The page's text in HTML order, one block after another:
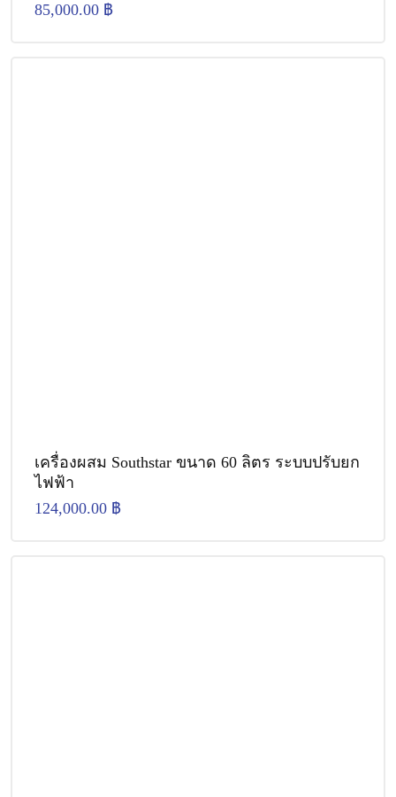
85,000.00 ฿
เครื่องผสม Southstar ขนาด 60 ลิตร ระบบปรับยก
ไฟฟ้า
124,000.00 ฿